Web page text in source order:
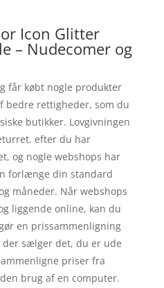
Icon Glitter
– Nudecomer og
får købt nogle produkter
bedre rettigheder, som du
butikker. Lovgivningen
efter du har
og nogle webshops har
forlænge din standard
måneder. Når webshops
liggende online, kan du
en prissammenligning
sælger det, du er ude
priser fra
brug af en computer.